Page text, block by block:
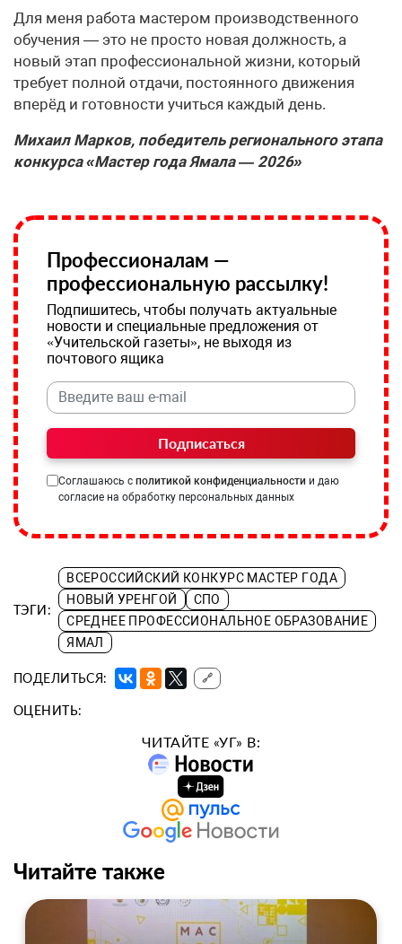
Для меня работа мастером производственного
обучения — это не просто новая должность, а
новый этап профессиональной жизни, который
требует полной отдачи, постоянного движения
вперёд и готовности учиться каждый день.
Михаил Марков, победитель регионального этапа
конкурса «Мастер года Ямала — 2026»
Профессионалам —
профессиональную рассылку!
Подпишитесь, чтобы получать актуальные
новости и специальные предложения от
«Учительской газеты», не выходя из
почтового ящика
Подписаться
Соглашаюсь с политикой конфиденциальности и даю
согласие на обработку персональных данных
ТЭГИ:
ВСЕРОССИЙСКИЙ КОНКУРС МАСТЕР ГОДА
НОВЫЙ УРЕНГОЙ
СПО
СРЕДНЕЕ ПРОФЕССИОНАЛЬНОЕ ОБРАЗОВАНИЕ
ЯМАЛ
ПОДЕЛИТЬСЯ: 🔗
ОЦЕНИТЬ:
ЧИТАЙТЕ «УГ» В:
Читайте также